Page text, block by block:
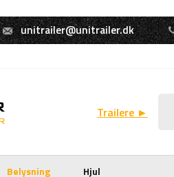
unitrailer@unitrailer.dk
Trailere ►
Belysning
Hjul